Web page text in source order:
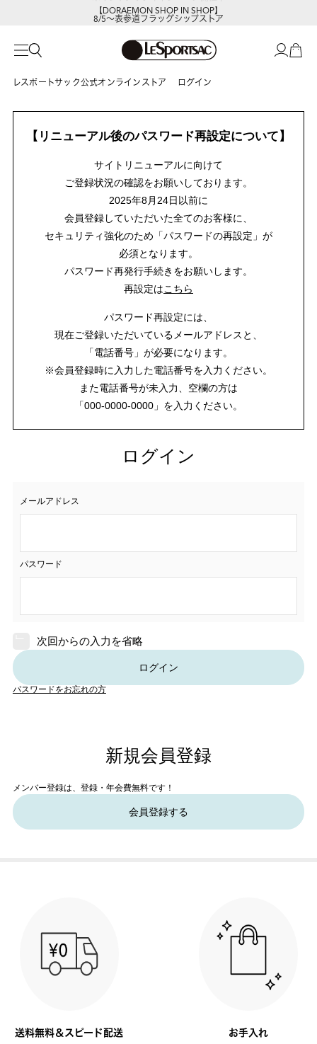
【DORAEMON SHOP IN SHOP】
8/5～表参道フラッグシップストア
レスポートサック公式オンラインストア ログイン
【リニューアル後のパスワード再設定について】
サイトリニューアルに向けて
ご登録状況の確認をお願いしております。
2025年8月24日以前に
会員登録していただいた全てのお客様に、
セキュリティ強化のため「パスワードの再設定」が
必須となります。
パスワード再発行手続きをお願いします。
再設定はこちら
パスワード再設定には、
現在ご登録いただいているメールアドレスと、
「電話番号」が必要になります。
※会員登録時に入力した電話番号を入力ください。
また電話番号が未入力、空欄の方は
「000-0000-0000」を入力ください。
ログイン
メールアドレス
パスワード
次回からの入力を省略
ログイン
パスワードをお忘れの方
新規会員登録
メンバー登録は、登録・年会費無料です！
会員登録する
送料無料＆スピード配送 お手入れ